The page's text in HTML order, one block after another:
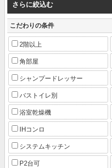
さらに絞込む
こだわりの条件
2階以上
角部屋
シャンプードレッサー
バストイレ別
浴室乾燥機
IHコンロ
システムキッチン
P2台可